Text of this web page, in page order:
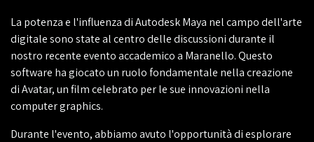
La potenza e l'influenza di Autodesk Maya nel campo dell'arte
digitale sono state al centro delle discussioni durante il
nostro recente evento accademico a Maranello. Questo
software ha giocato un ruolo fondamentale nella creazione
di Avatar, un film celebrato per le sue innovazioni nella
computer graphics.
Durante l'evento, abbiamo avuto l'opportunità di esplorare